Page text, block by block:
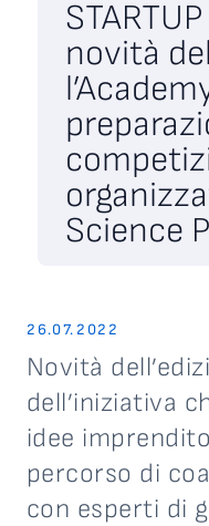
novità
Science
26.07.2022
Novità
dell’iniziativa
idee
percorso di
con esperti di